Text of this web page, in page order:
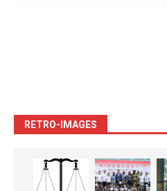
RETRO-IMAGES